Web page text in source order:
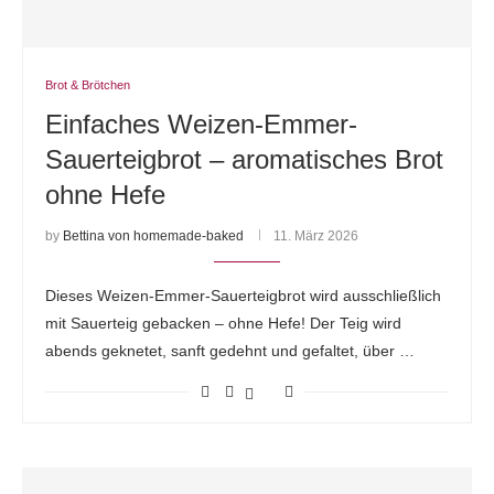
Brot & Brötchen
Einfaches Weizen-Emmer-
Sauerteigbrot – aromatisches Brot
ohne Hefe
by Bettina von homemade-baked 11. März 2026
Dieses Weizen-Emmer-Sauerteigbrot wird ausschließlich
mit Sauerteig gebacken – ohne Hefe! Der Teig wird
abends geknetet, sanft gedehnt und gefaltet, über …